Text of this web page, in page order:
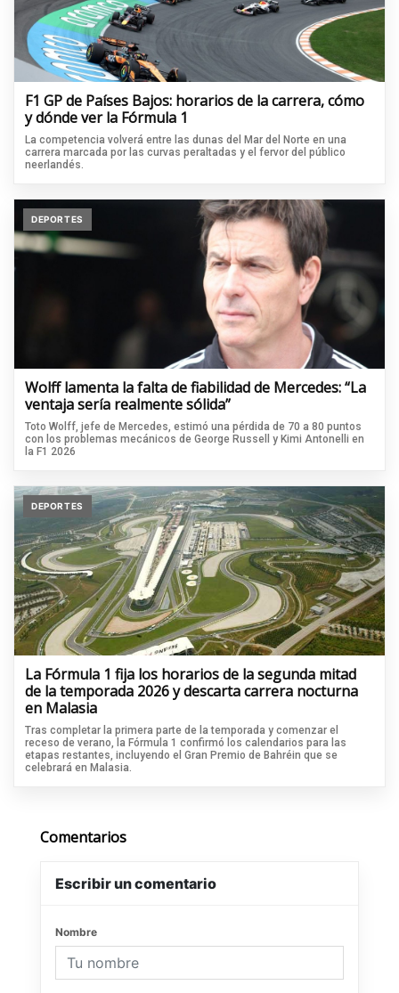
F1 GP de Países Bajos: horarios de la carrera, cómo
y dónde ver la Fórmula 1
La competencia volverá entre las dunas del Mar del Norte en una
carrera marcada por las curvas peraltadas y el fervor del público
neerlandés.
DEPORTES
Wolff lamenta la falta de fiabilidad de Mercedes: “La
ventaja sería realmente sólida”
Toto Wolff, jefe de Mercedes, estimó una pérdida de 70 a 80 puntos
con los problemas mecánicos de George Russell y Kimi Antonelli en
la F1 2026
DEPORTES
La Fórmula 1 fija los horarios de la segunda mitad
de la temporada 2026 y descarta carrera nocturna
en Malasia
Tras completar la primera parte de la temporada y comenzar el
receso de verano, la Fórmula 1 confirmó los calendarios para las
etapas restantes, incluyendo el Gran Premio de Bahréin que se
celebrará en Malasia.
Comentarios
Escribir un comentario
Nombre